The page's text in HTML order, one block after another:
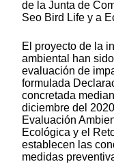
de la Junta de
Seo Bird Life y a
El proyecto de la
ambiental han
evaluación de
formulada
concretada
diciembre del
Evaluación
Ecológica y el
establecen las
medidas